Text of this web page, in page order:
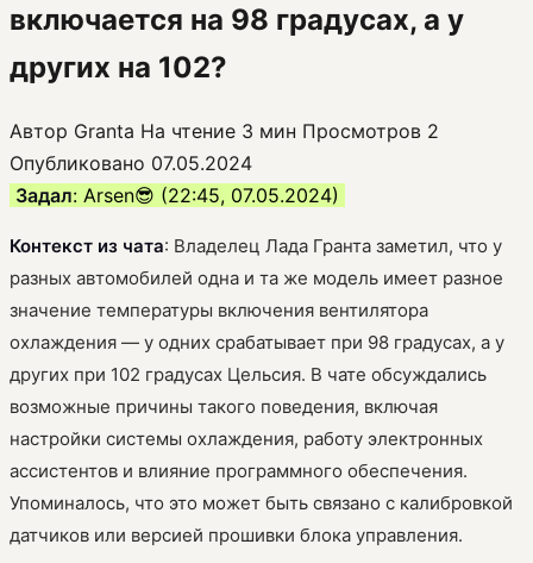
включается на 98 градусах, а у
других на 102?
Автор Granta На чтение 3 мин Просмотров 2
Опубликовано 07.05.2024
Задал: Arsen😎 (22:45, 07.05.2024)
Контекст из чата: Владелец Лада Гранта заметил, что у
разных автомобилей одна и та же модель имеет разное
значение температуры включения вентилятора
охлаждения — у одних срабатывает при 98 градусах, а у
других при 102 градусах Цельсия. В чате обсуждались
возможные причины такого поведения, включая
настройки системы охлаждения, работу электронных
ассистентов и влияние программного обеспечения.
Упоминалось, что это может быть связано с калибровкой
датчиков или версией прошивки блока управления.